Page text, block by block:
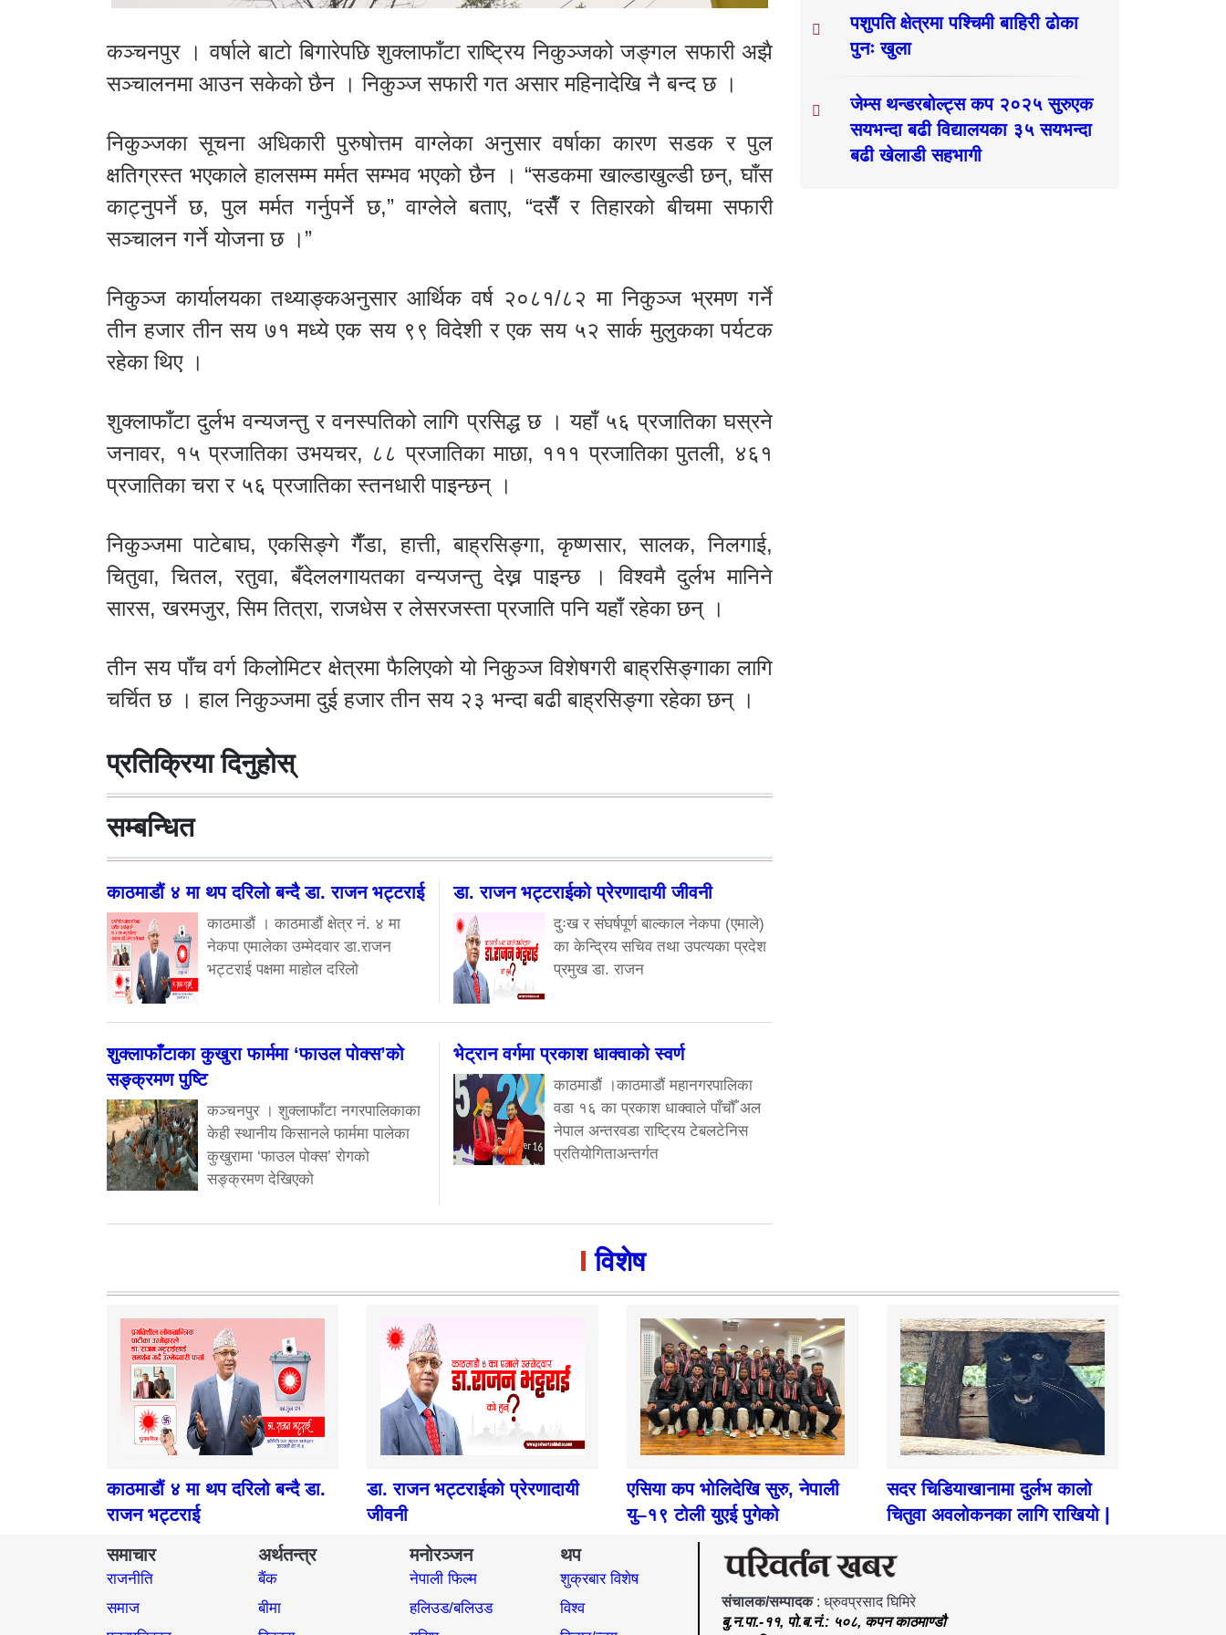
कञ्चनपुर । वर्षाले बाटो बिगारेपछि शुक्लाफाँटा राष्ट्रिय निकुञ्जको जङ्गल सफारी अझै
सञ्चालनमा आउन सकेको छैन । निकुञ्ज सफारी गत असार महिनादेखि नै बन्द छ ।
निकुञ्जका सूचना अधिकारी पुरुषोत्तम वाग्लेका अनुसार वर्षाका कारण सडक र पुल
क्षतिग्रस्त भएकाले हालसम्म मर्मत सम्भव भएको छैन । “सडकमा खाल्डाखुल्डी छन्, घाँस
काट्नुपर्ने छ, पुल मर्मत गर्नुपर्ने छ,” वाग्लेले बताए, “दसैँ र तिहारको बीचमा सफारी
सञ्चालन गर्ने योजना छ ।”
निकुञ्ज कार्यालयका तथ्याङ्कअनुसार आर्थिक वर्ष २०८१/८२ मा निकुञ्ज भ्रमण गर्ने
तीन हजार तीन सय ७१ मध्ये एक सय ९९ विदेशी र एक सय ५२ सार्क मुलुकका पर्यटक
रहेका थिए ।
शुक्लाफाँटा दुर्लभ वन्यजन्तु र वनस्पतिको लागि प्रसिद्ध छ । यहाँ ५६ प्रजातिका घस्रने
जनावर, १५ प्रजातिका उभयचर, ८८ प्रजातिका माछा, १११ प्रजातिका पुतली, ४६१
प्रजातिका चरा र ५६ प्रजातिका स्तनधारी पाइन्छन् ।
निकुञ्जमा पाटेबाघ, एकसिङ्गे गैँडा, हात्ती, बाह्रसिङ्गा, कृष्णसार, सालक, निलगाई,
चितुवा, चितल, रतुवा, बँदेललगायतका वन्यजन्तु देख्न पाइन्छ । विश्वमै दुर्लभ मानिने
सारस, खरमजुर, सिम तित्रा, राजधेस र लेसरजस्ता प्रजाति पनि यहाँ रहेका छन् ।
तीन सय पाँच वर्ग किलोमिटर क्षेत्रमा फैलिएको यो निकुञ्ज विशेषगरी बाह्रसिङ्गाका लागि
चर्चित छ । हाल निकुञ्जमा दुई हजार तीन सय २३ भन्दा बढी बाह्रसिङ्गा रहेका छन् ।
प्रतिक्रिया दिनुहोस्
सम्बन्धित
काठमाडौं ४ मा थप दरिलो बन्दै डा. राजन भट्टराई
काठमाडौं । काठमाडौं क्षेत्र नं. ४ मा
नेकपा एमालेका उम्मेदवार डा.राजन
भट्टराई पक्षमा माहोल दरिलो
डा. राजन भट्टराईको प्रेरणादायी जीवनी
दुःख र संघर्षपूर्ण बाल्काल नेकपा (एमाले)
का केन्द्रिय सचिव तथा उपत्यका प्रदेश
प्रमुख डा. राजन
शुक्लाफाँटाका कुखुरा फार्ममा ‘फाउल पोक्स’को
सङ्क्रमण पुष्टि
कञ्चनपुर । शुक्लाफाँटा नगरपालिकाका
केही स्थानीय किसानले फार्ममा पालेका
कुखुरामा ‘फाउल पोक्स’ रोगको
सङ्क्रमण देखिएको
भेट्रान वर्गमा प्रकाश धाक्वाको स्वर्ण
काठमाडौं ।काठमाडौं महानगरपालिका
वडा १६ का प्रकाश धाक्वाले पाँचौँ अल
नेपाल अन्तरवडा राष्ट्रिय टेबलटेनिस
प्रतियोगिताअन्तर्गत
पशुपति क्षेत्रमा पश्चिमी बाहिरी ढोका
पुनः खुला
जेम्स थन्डरबोल्ट्स कप २०२५ सुरुएक
सयभन्दा बढी विद्यालयका ३५ सयभन्दा
बढी खेलाडी सहभागी
विशेष
काठमाडौं ४ मा थप दरिलो बन्दै डा.
राजन भट्टराई
डा. राजन भट्टराईको प्रेरणादायी
जीवनी
एसिया कप भोलिदेखि सुरु, नेपाली
यु–१९ टोली युएई पुगेको
सदर चिडियाखानामा दुर्लभ कालो
चितुवा अवलोकनका लागि राखियो |
समाचार
राजनीति
समाज​
अर्थतन्त्र
बैंक
बीमा
मनोरञ्जन
नेपाली फिल्म
हलिउड/बलिउड
थप
शुक्रबार विशेष
विश्व
संचालक/सम्पादक: ध्रुवप्रसाद घिमिरे
बु.न.पा.-११, पो.ब.नं.: ५०८, कपन काठमाण्डौ